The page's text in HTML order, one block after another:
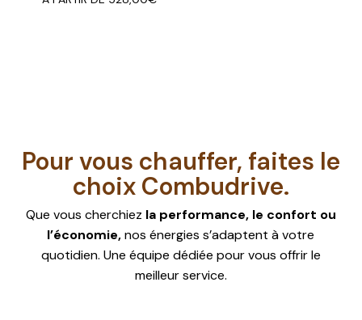
Pour vous chauffer, faites le
choix Combudrive.
Que vous cherchiez la performance, le confort ou
l’économie,nos énergies s’adaptent à votre
quotidien. Une équipe dédiée pour vous offrir le
meilleur service.